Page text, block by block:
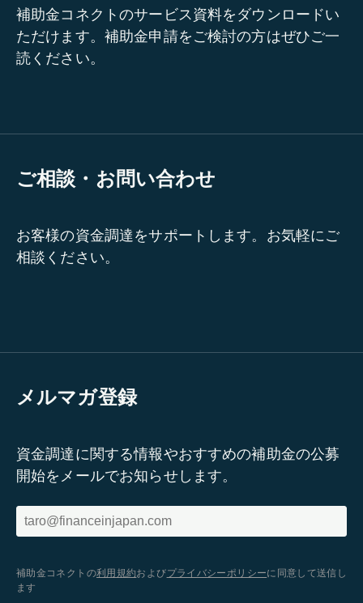
補助金コネクトのサービス資料をダウンロードい
ただけます。補助金申請をご検討の方はぜひご一
読ください。
ご相談・お問い合わせ
お客様の資金調達をサポートします。お気軽にご
相談ください。
メルマガ登録
資金調達に関する情報やおすすめの補助金の公募
開始をメールでお知らせします。
補助金コネクトの利用規約およびプライバシーポリシーに同意して送信し
ます